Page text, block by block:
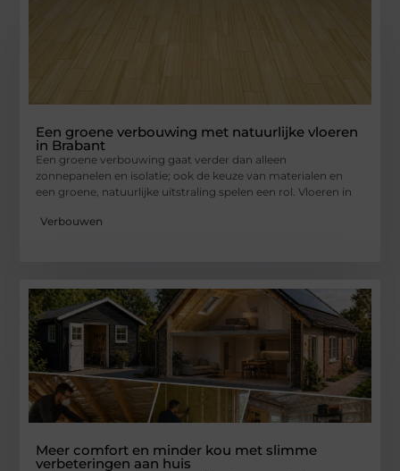
Een groene verbouwing met natuurlijke vloeren
in Brabant
Een groene verbouwing gaat verder dan alleen
zonnepanelen en isolatie; ook de keuze van materialen en
een groene, natuurlijke uitstraling spelen een rol. Vloeren in
Verbouwen
Meer comfort en minder kou met slimme
verbeteringen aan huis